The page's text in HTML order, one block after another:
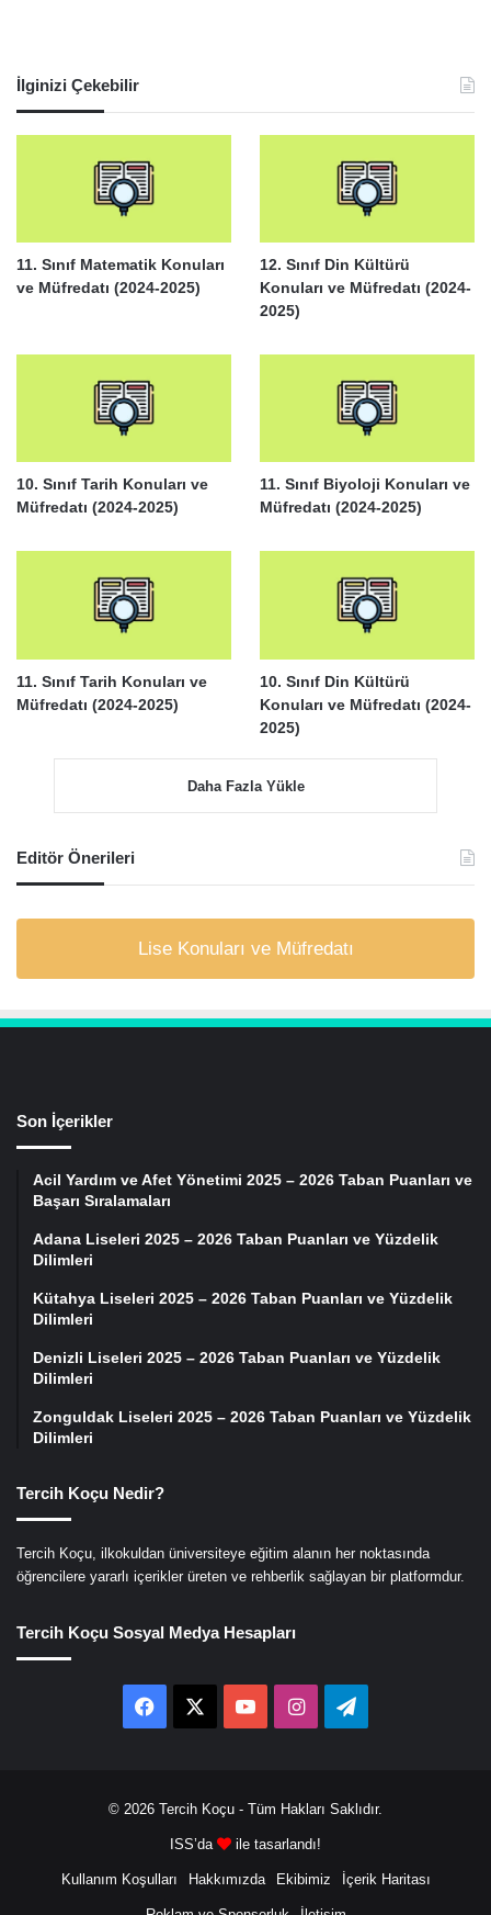
İlginizi Çekebilir
11. Sınıf Matematik Konuları
ve Müfredatı (2024-2025)
12. Sınıf Din Kültürü
Konuları ve Müfredatı (2024-
2025)
10. Sınıf Tarih Konuları ve
Müfredatı (2024-2025)
11. Sınıf Biyoloji Konuları ve
Müfredatı (2024-2025)
11. Sınıf Tarih Konuları ve
Müfredatı (2024-2025)
10. Sınıf Din Kültürü
Konuları ve Müfredatı (2024-
2025)
Daha Fazla Yükle
Editör Önerileri
Lise Konuları ve Müfredatı
Son İçerikler
Acil Yardım ve Afet Yönetimi 2025 – 2026 Taban Puanları ve
Başarı Sıralamaları
Adana Liseleri 2025 – 2026 Taban Puanları ve Yüzdelik
Dilimleri
Kütahya Liseleri 2025 – 2026 Taban Puanları ve Yüzdelik
Dilimleri
Denizli Liseleri 2025 – 2026 Taban Puanları ve Yüzdelik
Dilimleri
Zonguldak Liseleri 2025 – 2026 Taban Puanları ve Yüzdelik
Dilimleri
Tercih Koçu Nedir?
Tercih Koçu, ilkokuldan üniversiteye eğitim alanın her noktasında
öğrencilere yararlı içerikler üreten ve rehberlik sağlayan bir platformdur.
Tercih Koçu Sosyal Medya Hesapları
Facebook YouTubeInstagramTelegram
© 2026 Tercih Koçu - Tüm Hakları Saklıdır.
ISS’da ile tasarlandı!
Kullanım Koşulları Hakkımızda Ekibimiz İçerik Haritası